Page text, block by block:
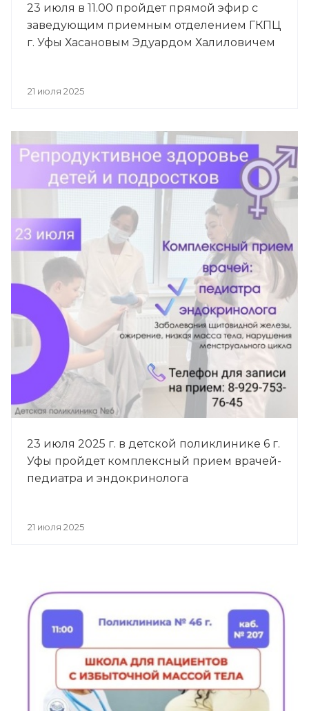
23 июля в 11.00 пройдет прямой эфир с
заведующим приемным отделением ГКПЦ
г. Уфы Хасановым Эдуардом Халиловичем
21 июля 2025
23 июля 2025 г. в детской поликлинике 6 г.
Уфы пройдет комплексный прием врачей-
педиатра и эндокринолога
21 июля 2025